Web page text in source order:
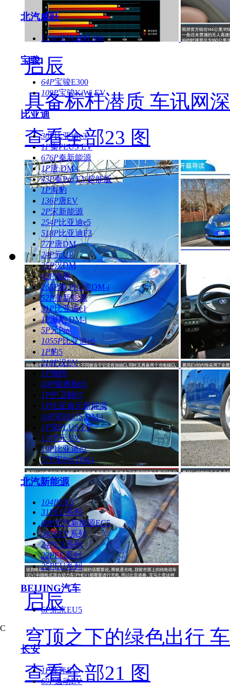
北汽威旺
125P北汽威旺306
宝骏
64P宝骏E300
109P宝骏KiWi EV
比亚迪
30P比亚迪e3
1P秦PLUS EV
676P秦新能源
1P唐 DM-i
43P秦Pro EV超能版
1P海豹
136P唐EV
2P宋新能源
254P比亚迪e5
518P比亚迪F3
77P唐DM
24P元UP
35P汉DM
42P海豚
265P秦 PLUS DM-i
52P唐新能源
31P比亚迪e1
1P海豹 DM-i
5P元Pro
1055P比亚迪e6
1P豹5
218P汉EV
1P海鸥
60P驱逐舰05
1P护卫舰07
1P比亚迪元新能源
16P宋PLUS DM-i
1P宋PLUS EV
137P元 EV
19P比亚迪e2
77P宋Pro DM-i
北汽新能源
104PEX5
31PEU系列
80P北汽新能源EC5
543PEV系列
24PEX系列
22PEC系列
25PEU系列
BEIJING汽车
6P北京EU5
C
长安
1P奔奔EV
69P逸动EV
启辰
具备标杆潜质 车讯网
查看全部23 图
启辰
穹顶之下的绿色出行
查看全部21 图